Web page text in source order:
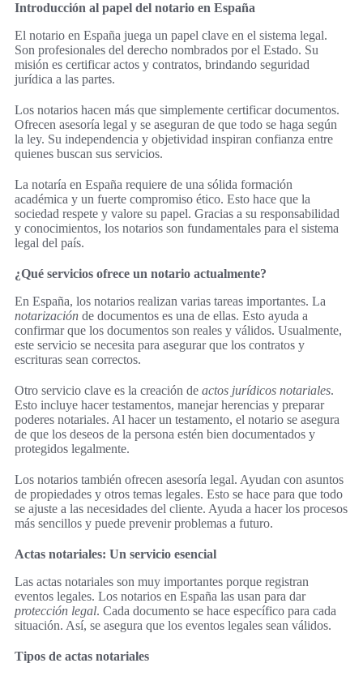
Introducción al papel del notario en España
El notario en España juega un papel clave en el sistema legal.
Son profesionales del derecho nombrados por el Estado. Su
misión es certificar actos y contratos, brindando seguridad
jurídica a las partes.
Los notarios hacen más que simplemente certificar documentos.
Ofrecen asesoría legal y se aseguran de que todo se haga según
la ley. Su independencia y objetividad inspiran confianza entre
quienes buscan sus servicios.
La notaría en España requiere de una sólida formación
académica y un fuerte compromiso ético. Esto hace que la
sociedad respete y valore su papel. Gracias a su responsabilidad
y conocimientos, los notarios son fundamentales para el sistema
legal del país.
¿Qué servicios ofrece un notario actualmente?
En España, los notarios realizan varias tareas importantes. La
notarización de documentos es una de ellas. Esto ayuda a
confirmar que los documentos son reales y válidos. Usualmente,
este servicio se necesita para asegurar que los contratos y
escrituras sean correctos.
Otro servicio clave es la creación de actos jurídicos notariales.
Esto incluye hacer testamentos, manejar herencias y preparar
poderes notariales. Al hacer un testamento, el notario se asegura
de que los deseos de la persona estén bien documentados y
protegidos legalmente.
Los notarios también ofrecen asesoría legal. Ayudan con asuntos
de propiedades y otros temas legales. Esto se hace para que todo
se ajuste a las necesidades del cliente. Ayuda a hacer los procesos
más sencillos y puede prevenir problemas a futuro.
Actas notariales: Un servicio esencial
Las actas notariales son muy importantes porque registran
eventos legales. Los notarios en España las usan para dar
protección legal. Cada documento se hace específico para cada
situación. Así, se asegura que los eventos legales sean válidos.
Tipos de actas notariales